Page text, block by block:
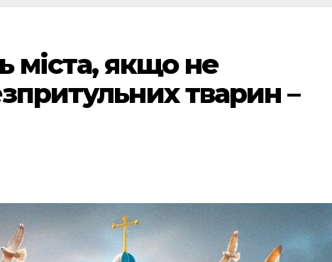
міста, якщо не
тварин –